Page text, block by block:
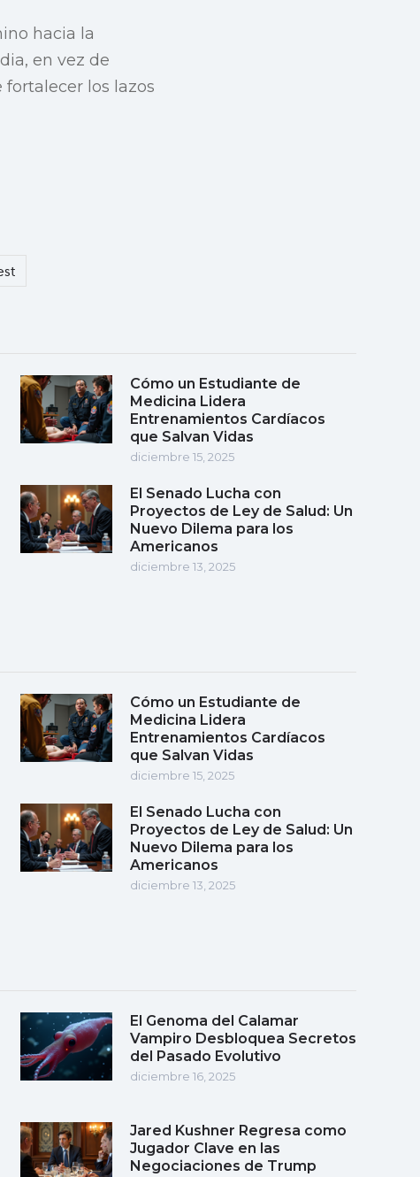
hacia la
en vez de
los lazos
Cómo un Estudiante de
Medicina Lidera
Entrenamientos Cardíacos
que Salvan Vidas
diciembre 15, 2025
El Senado Lucha con
Proyectos de Ley de Salud: Un
Nuevo Dilema para los
Americanos
diciembre 13, 2025
Cómo un Estudiante de
Medicina Lidera
Entrenamientos Cardíacos
que Salvan Vidas
diciembre 15, 2025
El Senado Lucha con
Proyectos de Ley de Salud: Un
Nuevo Dilema para los
Americanos
diciembre 13, 2025
El Genoma del Calamar
Vampiro Desbloquea Secretos
del Pasado Evolutivo
diciembre 16, 2025
Jared Kushner Regresa como
Jugador Clave en las
Negociaciones de Trump